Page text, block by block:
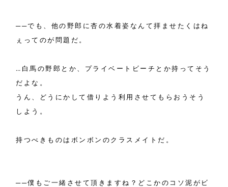
──でも、他の野郎に杏の水着姿なんて拝ませたくはね
ぇってのが問題だ。
…白馬の野郎とか、プライベートビーチとか持ってそう
だよな。
うん、どうにかして借りよう利用させてもらおうそう
しよう。
持つべきものはボンボンのクラスメイトだ。
──僕もご一緒させて頂きますね？どこかのコソ泥がビ